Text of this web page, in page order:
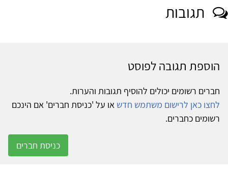
תגובות
הוספת תגובה לפוסט
חברים רשומים יכולים להוסיף תגובות והערות.
לחצו כאן לרישום משתמש חדש או על 'כניסת חברים' אם הינכם
רשומים כחברים.
כניסת חברים